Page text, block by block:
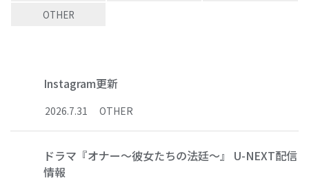
OTHER
Instagram更新
2026.7.31 OTHER
ドラマ『オナー～彼女たちの法廷～』 U-NEXT配信
情報